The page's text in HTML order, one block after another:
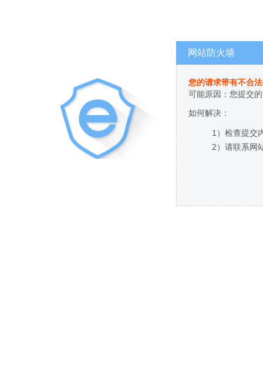
网站防火墙
您的请求带有不合
可能原因：您提交
如何解决：
1）检查提交
2）请联系网